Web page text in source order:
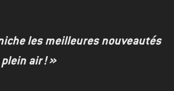
les meilleures nouveautés
air ! »